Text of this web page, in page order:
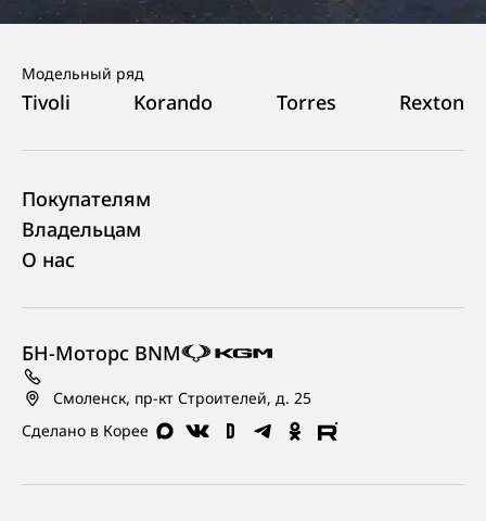
Сделано в Корее
БН-Моторс BNM
Смоленск, пр-кт Строителей, д. 25
Модельный ряд
Tivoli Korando Torres Rexton
Покупателям
Владельцам
О нас